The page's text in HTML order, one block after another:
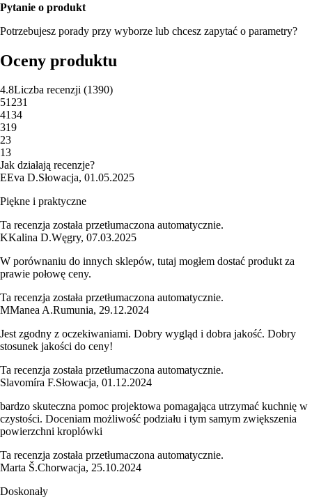
Pytanie o produkt
Potrzebujesz porady przy wyborze lub chcesz zapytać o parametry?
Oceny produktu
4.8Liczba recenzji (1390)
51231
4134
319
23
13
Jak działają recenzje?
EEva D.Słowacja, 01.05.2025
Piękne i praktyczne
Ta recenzja została przetłumaczona automatycznie.
KKalina D.Węgry, 07.03.2025
W porównaniu do innych sklepów, tutaj mogłem dostać produkt za
prawie połowę ceny.
Ta recenzja została przetłumaczona automatycznie.
MManea A.Rumunia, 29.12.2024
Jest zgodny z oczekiwaniami. Dobry wygląd i dobra jakość. Dobry
stosunek jakości do ceny!
Ta recenzja została przetłumaczona automatycznie.
Slavomíra F.Słowacja, 01.12.2024
bardzo skuteczna pomoc projektowa pomagająca utrzymać kuchnię w
czystości. Doceniam możliwość podziału i tym samym zwiększenia
powierzchni kroplówki
Ta recenzja została przetłumaczona automatycznie.
Marta Š.Chorwacja, 25.10.2024
Doskonały